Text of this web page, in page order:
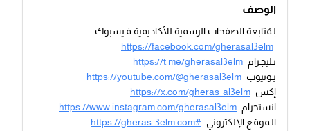
الوصف
لِـمُتابعة الصفحات الرسمية للأكاديمية:فـيسبوك
https://facebook.com/gherasal3elm
تـليجـرام https://t.me/gherasal3elm
يـوتيوب https://youtube.com/@gherasal3elm
إكس https://x.com/gheras_al3elm
انستجرام https://www.instagram.com/gherasal3elm
الـموقع الإلكتروني https://gheras-3elm.com#